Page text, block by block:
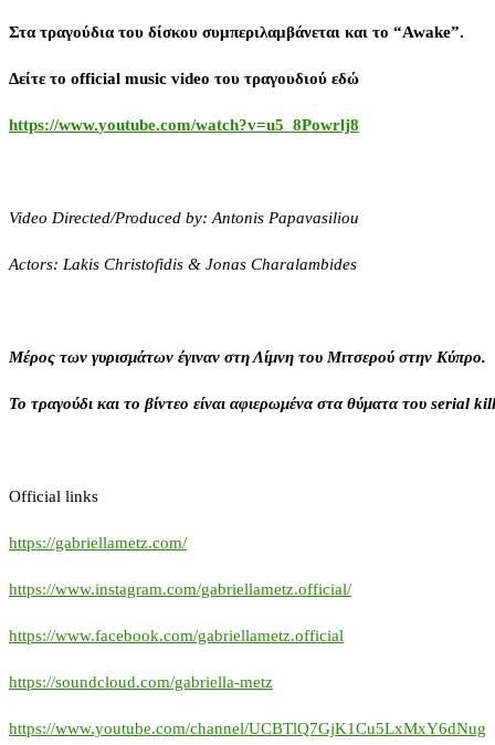
Στα τραγούδια του δίσκου συμπεριλαμβάνεται και το “Awake”.
Δείτε το official music video του τραγουδιού εδώ
https://www.youtube.com/watch?v=u5_8Powrlj8
Video Directed/Produced by: Antonis Papavasiliou
Actors: Lakis Christofidis & Jonas Charalambides
Μέρος των γυρισμάτων έγιναν στη Λίμνη του Μιτσερού στην Κύπρο.
Το τραγούδι και το βίντεο είναι αφιερωμένα στα θύματα του serial
Official links
https://gabriellametz.com/
https://www.instagram.com/gabriellametz.official/
https://www.facebook.com/gabriellametz.official
https://soundcloud.com/gabriella-metz
https://www.youtube.com/channel/UCBTlQ7GjK1Cu5LxMxY6dNug